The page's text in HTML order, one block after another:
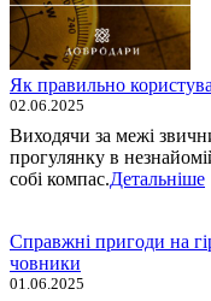
Як правильно
02.06.2025
Виходячи за межі
прогулянку в
собі компас.Детальніше
Справжні пригоди на
човники
01.06.2025